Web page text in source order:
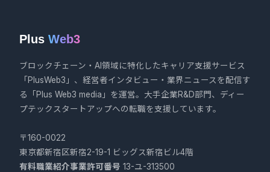
Plus Web3
ブロックチェーン・AI領域に特化したキャリア支援サービス
「PlusWeb3」、経営者インタビュー・業界ニュースを配信す
る「Plus Web3 media」を運営。大手企業R&D部門、ディー
プテックスタートアップへの転職を支援しています。
〒160-0022
東京都新宿区新宿2-19-1 ビッグス新宿ビル4階
有料職業紹介事業許可番号 13-ユ-313500